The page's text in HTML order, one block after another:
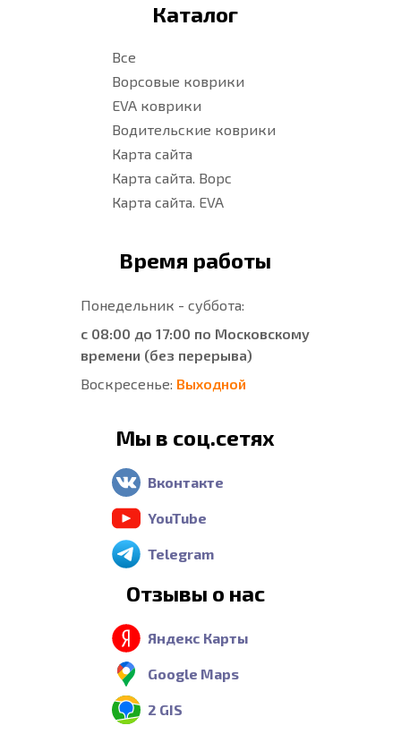
Каталог
Все
Ворсовые коврики
EVA коврики
Водительские коврики
Карта сайта
Карта сайта. Ворс
Карта сайта. EVA
Время работы
Понедельник - суббота:
с 08:00 до 17:00 по Московскому
времени (без перерыва)
Воскресенье: Выходной
Мы в соц.сетях
Вконтакте
YouTube
Telegram
Отзывы о нас
Яндекс Карты
Google Maps
2 GIS